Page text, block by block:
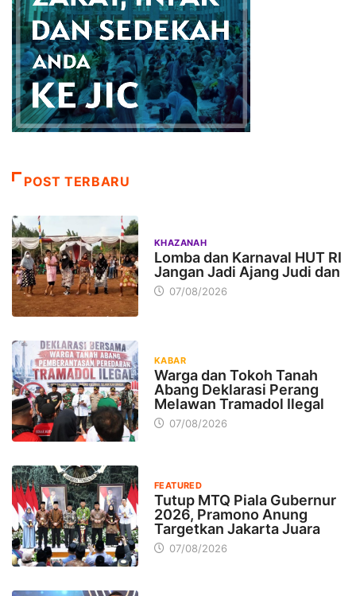
POST TERBARU
KHAZANAH
Lomba dan Karnaval HUT RI
Jangan Jadi Ajang Judi dan
07/08/2026
KABAR
Warga dan Tokoh Tanah
Abang Deklarasi Perang
Melawan Tramadol Ilegal
07/08/2026
FEATURED
Tutup MTQ Piala Gubernur
2026, Pramono Anung
Targetkan Jakarta Juara
07/08/2026